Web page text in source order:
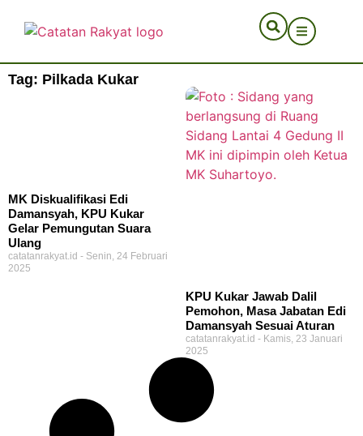
Tag: Pilkada Kukar
MK Diskualifikasi Edi
Damansyah, KPU Kukar
Gelar Pemungutan Suara
Ulang
catatanrakyat.id
Senin, 24 Februari
2025
KPU Kukar Jawab Dalil
Pemohon, Masa Jabatan Edi
Damansyah Sesuai Aturan
catatanrakyat.id
Kamis, 23 Januari
2025